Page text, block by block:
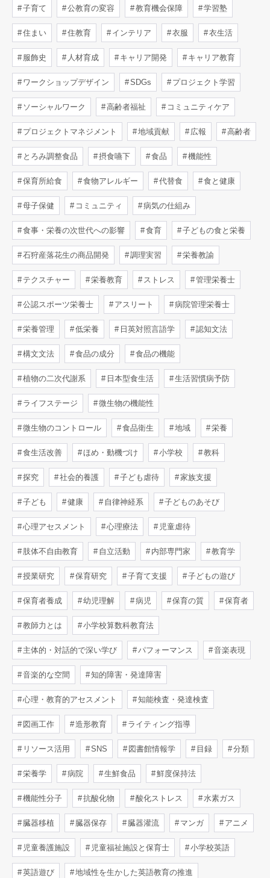
子育て 公教育の変容 教育機会保障 学習塾
住まい 住教育 インテリア 衣服 衣生活
服飾史 人材育成 キャリア開発 キャリア教育
ワークショップデザイン SDGs プロジェクト学習
ソーシャルワーク 高齢者福祉 コミュニティケア
プロジェクトマネジメント 地域貢献 広報 高齢者
とろみ調整食品 摂食嚥下 食品 機能性
保育所給食 食物アレルギー 代替食 食と健康
母子保健 コミュニティ 病気の仕組み
食事・栄養の次世代への影響 食育 子どもの食と栄養
石狩産落花生の商品開発 調理実習 栄養教諭
テクスチャー 栄養教育 ストレス 管理栄養士
公認スポーツ栄養士 アスリート 病院管理栄養士
栄養管理 低栄養 日英対照言語学 認知文法
構文文法 食品の成分 食品の機能
植物の二次代謝系 日本型食生活 生活習慣病予防
ライフステージ 微生物の機能性
微生物のコントロール 食品衛生 地域 栄養
食生活改善 ほめ・動機づけ 小学校 教科
探究 社会的養護 子ども虐待 家族支援
子ども 健康 自律神経系 子どものあそび
心理アセスメント 心理療法 児童虐待
肢体不自由教育 自立活動 内部専門家 教育学
授業研究 保育研究 子育て支援 子どもの遊び
保育者養成 幼児理解 病児 保育の質 保育者
教師力とは 小学校算数科教育法
主体的・対話的で深い学び パフォーマンス 音楽表現
音楽的な空間 知的障害・発達障害
心理・教育的アセスメント 知能検査・発達検査
図画工作 造形教育 ライティング指導
リソース活用 SNS 図書館情報学 目録 分類
栄養学 病院 生鮮食品 鮮度保持法
機能性分子 抗酸化物 酸化ストレス 水素ガス
臓器移植 臓器保存 臓器灌流 マンガ アニメ
児童養護施設 児童福祉施設と保育士 小学校英語
英語遊び 地域性を生かした英語教育の推進